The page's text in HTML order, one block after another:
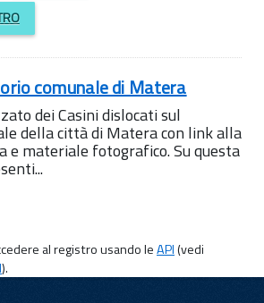
comunale di Matera
dei Casini dislocati sul
della città di Matera con link alla
e materiale fotografico. Su questa
al registro usando leAPI(vedi
).